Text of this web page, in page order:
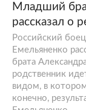
Младший
рассказал о
Российский
Емельяненко
брата
родственник
видом, в
конечно,